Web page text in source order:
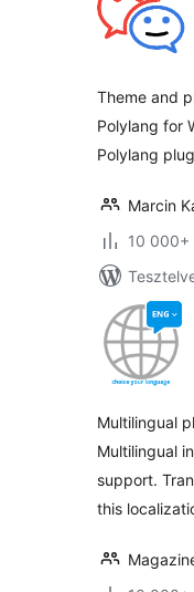
Theme and
Polylang for
Polylang
Marcin
10 000+
Multilingual
Multilingual
support.
this